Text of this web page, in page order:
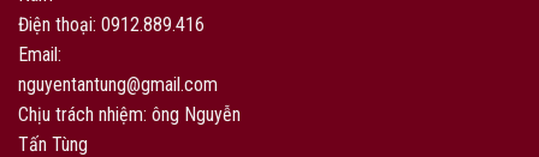
Điện thoại: 0912.889.416
Email:
nguyentantung@gmail.com
Chịu trách nhiệm: ông Nguyễn
Tấn Tùng